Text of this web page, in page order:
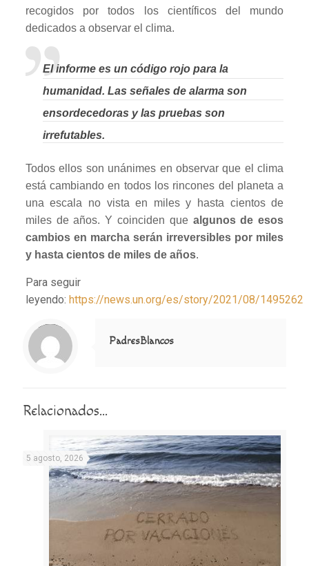
recogidos por todos los científicos del mundo
dedicados a observar el clima.
El informe es un código rojo para la
humanidad. Las señales de alarma son
ensordecedoras y las pruebas son
irrefutables.
Todos ellos son unánimes en observar que el clima
está cambiando en todos los rincones del planeta a
una escala no vista en miles y hasta cientos de
miles de años. Y coinciden que algunos de esos
cambios en marcha serán irreversibles por miles
y hasta cientos de miles de años.
Para seguir
leyendo: https://news.un.org/es/story/2021/08/1495262
Notice
: Trying to access array offset on value of type null in
/home/misioner/public_html/padresblancos/themes/betheme/includes/content-single.php
on line
286
PadresBlancos
Relacionados...
5 agosto, 2026